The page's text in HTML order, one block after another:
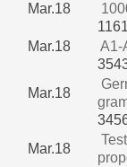
Mar.18
Mar.18
A1-
Mar.18
Mar.18